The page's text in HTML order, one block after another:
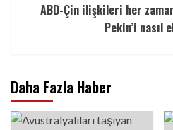
ABD-Çin ilişkileri her
Pekin’i nasıl
Daha Fazla Haber